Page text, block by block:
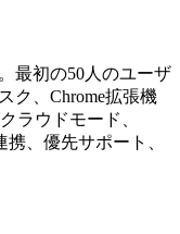
最初の50人のユーザ
ク、Chrome拡張機
ラウドモード、
、優先サポート、